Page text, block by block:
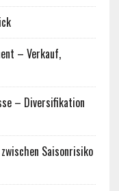
– Verkauf,
– Diversifikation
Saisonrisiko